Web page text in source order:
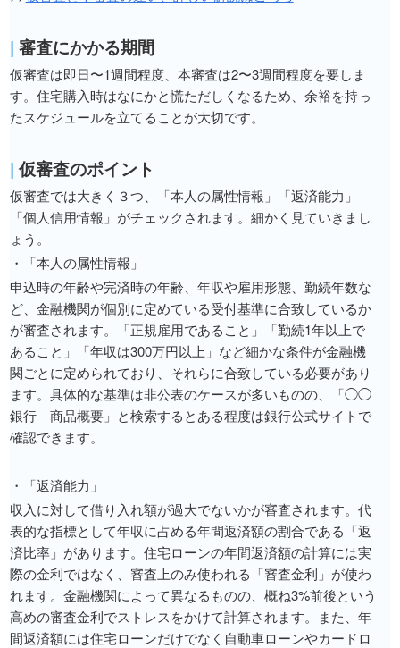
| 審査にかかる期間
仮審査は即日〜1週間程度、本審査は2〜3週間程度を要しま
す。住宅購入時はなにかと慌ただしくなるため、余裕を持っ
たスケジュールを立てることが大切です。
| 仮審査のポイント
仮審査では大きく３つ、「本人の属性情報」「返済能力」
「個人信用情報」がチェックされます。細かく見ていきまし
ょう。
・「本人の属性情報」
申込時の年齢や完済時の年齢、年収や雇用形態、勤続年数な
ど、金融機関が個別に定めている受付基準に合致しているか
が審査されます。「正規雇用であること」「勤続1年以上で
あること」「年収は300万円以上」など細かな条件が金融機
関ごとに定められており、それらに合致している必要があり
ます。具体的な基準は非公表のケースが多いものの、「◯◯
銀行 商品概要」と検索するとある程度は銀行公式サイトで
確認できます。
・「返済能力」
収入に対して借り入れ額が過大でないかが審査されます。代
表的な指標として年収に占める年間返済額の割合である「返
済比率」があります。住宅ローンの年間返済額の計算には実
際の金利ではなく、審査上のみ使われる「審査金利」が使わ
れます。金融機関によって異なるものの、概ね3%前後という
高めの審査金利でストレスをかけて計算されます。また、年
間返済額には住宅ローンだけでなく自動車ローンやカードロ